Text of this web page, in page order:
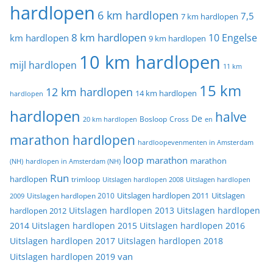
hardlopen 6 km hardlopen 7 km hardlopen 7,5
km hardlopen 8 km hardlopen 9 km hardlopen 10 Engelse
mijl hardlopen 10 km hardlopen 11 km
hardlopen 12 km hardlopen 14 km hardlopen 15 km
hardlopen 20 km hardlopen Bosloop Cross De en halve
marathon hardlopen hardloopevenmenten in Amsterdam
(NH) hardlopen in Amsterdam (NH) loop marathon marathon
hardlopen Run trimloop Uitslagen hardlopen 2008 Uitslagen hardlopen
2009 Uitslagen hardlopen 2010 Uitslagen hardlopen 2011 Uitslagen
hardlopen 2012 Uitslagen hardlopen 2013 Uitslagen hardlopen
2014 Uitslagen hardlopen 2015 Uitslagen hardlopen 2016
Uitslagen hardlopen 2017 Uitslagen hardlopen 2018
Uitslagen hardlopen 2019 van